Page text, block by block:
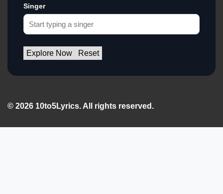
Singer
Explore Now Reset
© 2026 10to5Lyrics. All rights reserved.